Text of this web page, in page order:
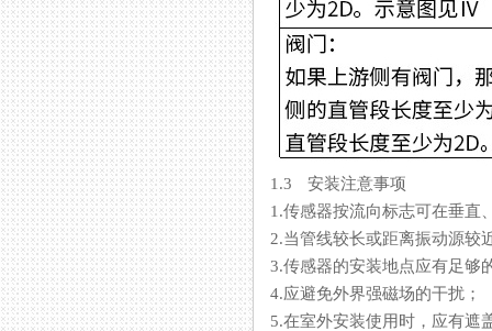
1.3 安装注意事项
1.传感器按流向标志可在垂直
2.当管线较长或距离振动源较近时
3.传感器的安装地点应有足够的
4.应避免外界强磁场的干扰；
5.在室外安装使用时，应有遮盖